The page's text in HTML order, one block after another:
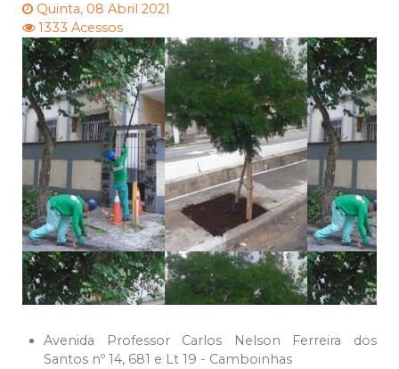
Quinta, 08 Abril 2021
1333 Acessos
Avenida Professor Carlos Nelson Ferreira dos
Santos nº 14, 681 e Lt 19 - Camboinhas